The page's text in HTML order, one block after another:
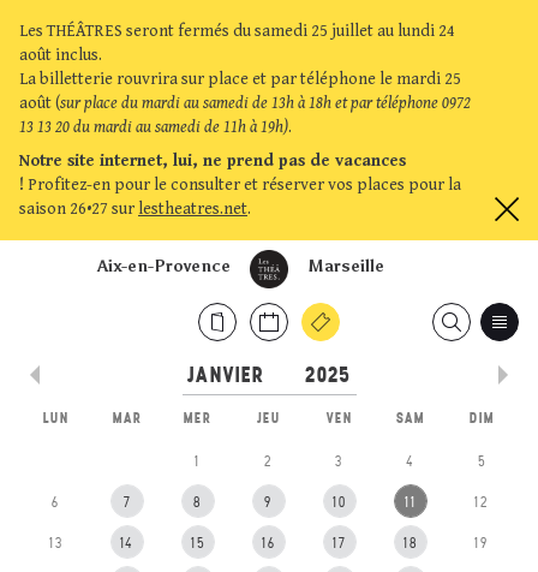
Les THÉÂTRES seront fermés du samedi 25 juillet au lundi 24
août inclus.
La billetterie rouvrira sur place et par téléphone le mardi 25
août (sur place du mardi au samedi de 13h à 18h et par téléphone 0972
13 13 20 du mardi au samedi de 11h à 19h).
Notre site internet, lui, ne prend pas de vacances
! Profitez-en pour le consulter et réserver vos places pour la
saison 26•27 sur lestheatres.net.
Marseille
Aix-en-Provence
LUN MAR MER JEU VEN SAM DIM
1 2 3 4 5
6 7 8 9 10 11 12
13 14 15 16 17 18 19